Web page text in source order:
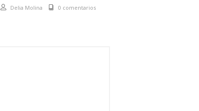
Delia Molina 0 comentarios